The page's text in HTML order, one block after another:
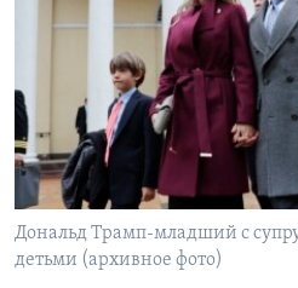
СОЦИАЛЬНЫЕ СЕТИ
Языки
Дональд Трамп-младший с
детьми (архивное фото)